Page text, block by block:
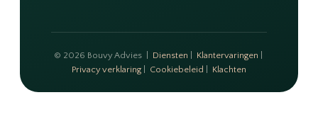
© 2026 Bouvy Advies | Diensten Klantervaringen
Privacy verklaring
Cookiebeleid Klachten